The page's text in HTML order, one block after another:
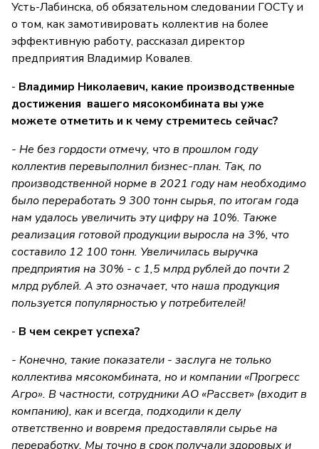
Усть-Лабинска, об обязательном следовании ГОСТу и
о том, как замотивировать коллектив на более
эффективную работу, рассказал директор
предприятия Владимир Ковалев.
- Владимир Николаевич, какие производственные
достижения вашего мясокомбината вы уже
можете отметить и к чему стремитесь сейчас?
- Не без гордости отмечу, что в прошлом году
коллектив перевыполнил бизнес-план. Так, по
производственной норме в 2021 году нам необходимо
было переработать 9 300 тонн сырья, по итогам года
нам удалось увеличить эту цифру на 10%. Также
реализация готовой продукции выросла на 3%, что
составило 12 100 тонн. Увеличилась выручка
предприятия на 30% - с 1,5 млрд рублей до почти 2
млрд рублей. А это означает, что наша продукция
пользуется популярностью у потребителей!
- В чем секрет успеха?
- Конечно, такие показатели - заслуга не только
коллектива мясокомбината, но и компании «Прогресс
Агро». В частности, сотрудники АО «Рассвет» (входит в
компанию), как и всегда, подходили к делу
ответственно и вовремя предоставляли сырье на
переработку. Мы точно в срок получали здоровых и